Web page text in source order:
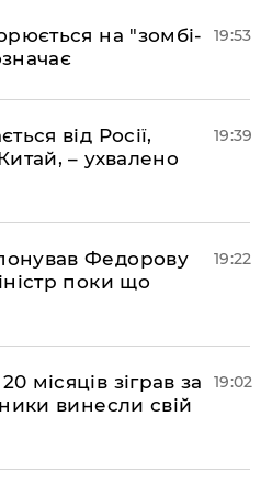
на "зомбі-
19:53
від Росії,
– ухвалено
19:39
Федорову
поки що
19:22
місяців зіграв за
винесли свій
19:02